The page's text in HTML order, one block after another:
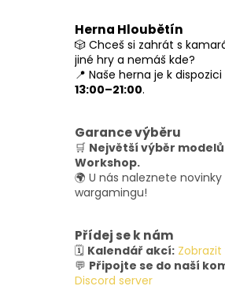
Herna Hloubětín
🎲 Chceš si zahrát s
jiné hry a nemáš kde?
📍 Naše herna je k dispozici
13:00–21:00.
Garance výběru
🛒 Největší výběr
Workshop.
🌍 U nás naleznete
wargamingu!
Přídej se k nám
🗓️ Kalendář akcí:
💬 Připojte se do naší
Discord server